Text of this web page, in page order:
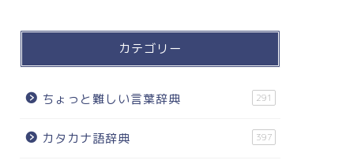
カテゴリー
ちょっと難しい言葉辞典 291
カタカナ語辞典 397